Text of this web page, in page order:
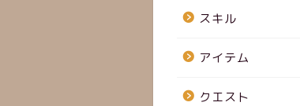
スキル
アイテム
クエスト